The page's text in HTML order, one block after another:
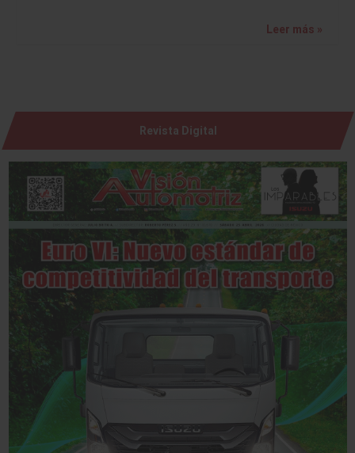
Leer más »
Revista Digital